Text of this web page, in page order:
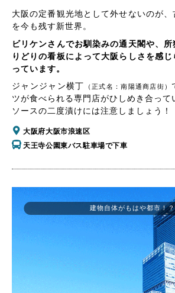
大阪の定番観光地として外せないのが、
を今も残す新世界。
ビリケンさんでお馴染みの通天閣や、
りどりの看板によって大阪らしさを感
っています。
ジャンジャン横丁
（正式名：南陽通商店街）
ツが食べられる専門店がひしめき合って
ソースの二度漬けには注意しましょう！
大阪府大阪市浪速区
天王寺公園東バス駐車場で下車
建物自体がもはや都市！？